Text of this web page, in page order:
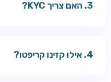
האם צריך KYC?
אילו קזינו קריפטו?